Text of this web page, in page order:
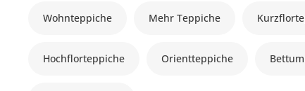
Wohnteppiche Mehr Teppiche
Hochflorteppiche Orientteppiche